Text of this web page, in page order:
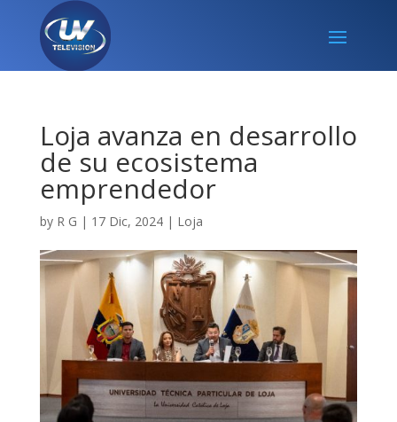
Loja avanza en desarrollo
de su ecosistema
emprendedor
by R G | 17 Dic, 2024| Loja